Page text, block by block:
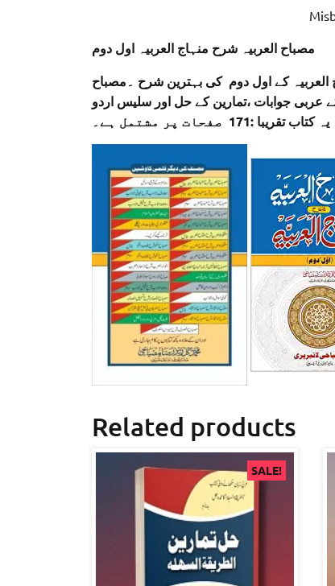
مصباح العربیہ شرح منہاج العربیہ اول دوم
العربیہ کے اول دوم کی بہترین شرح ۔مصباح
عربی جوابات ،تمارین کے حل اور سلیس اردو
کتاب تقریبا :171 صفحات پر مشتمل ہے۔
Related products
SALE!